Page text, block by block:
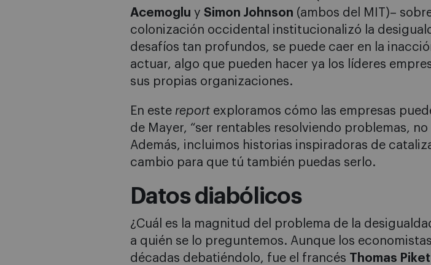
Acemoglu y Simon Johnson (ambos del MIT)–
colonización occidental institucionalizó la
desafíos tan profundos, se puede caer en la
actuar, algo que pueden hacer ya los líderes
sus propias organizaciones.
En este report exploramos cómo las empresas
de Mayer, “ser rentables resolviendo problemas,
Además, incluimos historias inspiradoras de
cambio para que tú también puedas serlo.
Datos diabólicos
¿Cuál es la magnitud del problema de la
a quién se lo preguntemos. Aunque los
décadas debatiéndolo, fue el francés Thomas